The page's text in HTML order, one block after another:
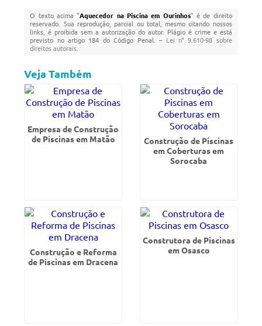
O texto acima "Aquecedor na Piscina em Ourinhos" é de direito
reservado. Sua reprodução, parcial ou total, mesmo citando nossos
links, é proibida sem a autorização do autor. Plágio é crime e está
previsto no artigo 184 do Código Penal. – Lei n° 9.610-98 sobre
direitos autorais
Veja Também
Empresa de Construção
de Piscinas em Matão
Construção de Piscinas
em Coberturas em
Sorocaba
Construção e Reforma
de Piscinas em Dracena
Construtora de Piscinas
em Osasco